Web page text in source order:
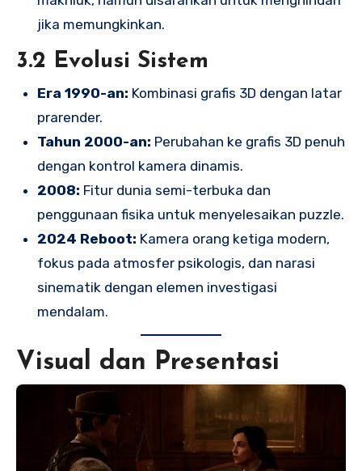
jika memungkinkan.
3.2 Evolusi Sistem
Era 1990-an: Kombinasi grafis 3D dengan latar
prarender.
Tahun 2000-an: Perubahan ke grafis 3D penuh
dengan kontrol kamera dinamis.
2008: Fitur dunia semi-terbuka dan
penggunaan fisika untuk menyelesaikan puzzle.
2024 Reboot: Kamera orang ketiga modern,
fokus pada atmosfer psikologis, dan narasi
sinematik dengan elemen investigasi
mendalam.
Visual dan Presentasi